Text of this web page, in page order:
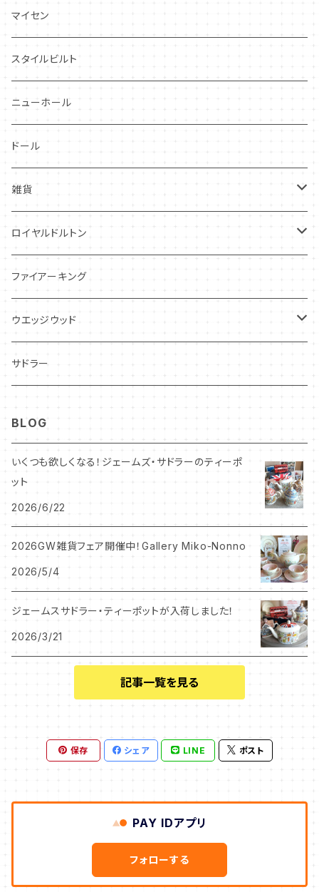
プランタン
グレンミスト
スワンシースプレイ
グレイ社
グレイリーフ
レヴェリー
フローラル
フレグランス
シーアネモネ
チャッツワース
FAVORI
CIBON
マイセン
スタイルビルト
ニューホール
ドール
雑貨
キーホルダー
アンティーク・カード
アクセサリー
ロイヤルドルトン
スタッフォードシャードッグ
ファイアーキング
ウエッジウッド
ジャスパー
サドラー
BLOG
いくつも欲しくなる！ジェームズ・サドラーのティーポ
ット
2026/6/22
2026GW雑貨フェア開催中！Gallery Miko-Nonno
2026/5/4
ジェームスサドラー・ティーポットが入荷しました！
2026/3/21
記事一覧を見る
保存 シェア LINE ポスト
PAY IDアプリ
フォローする